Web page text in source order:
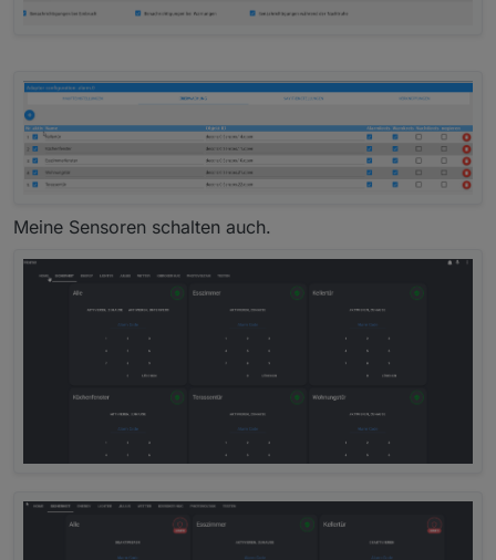
Meine Sensoren schalten auch.